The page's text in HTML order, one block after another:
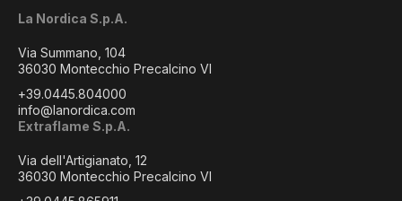
La Nordica S.p.A.
Via Summano, 104
36030 Montecchio Precalcino VI
+39.0445.804000
info@lanordica.com
Extraflame S.p.A.
Via dell'Artigianato, 12
36030 Montecchio Precalcino VI